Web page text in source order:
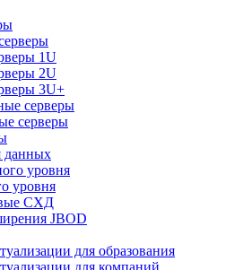
1U
2U
3U+
серверы
серверы
данных
уровня
уровня
СХД
JBOD
для образования
для компаний